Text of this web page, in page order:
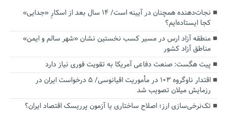
نجات‌دهنده‌ همچنان در آیینه است/ ۱۴ سال بعد از اسکارِ «جدایی»
کجا ایستاده‌ایم؟
منطقه آزاد ارس در مسیر کسب نخستین نشان «شهر سالم و ایمن»
مناطق آزاد کشور
پیت هگست: صنعت دفاعی آمریکا به تقویت فوری نیاز دارد
اقتدار ناوگروه ۱۰۳ در مأموریت‌ اقیانوسی/ ۵ درخواست ایران در
رزمایش میلان تصویب شد
تک‌نرخی‌سازی ارز؛ اصلاح ساختاری یا آزمون پرریسک اقتصاد ایران؟